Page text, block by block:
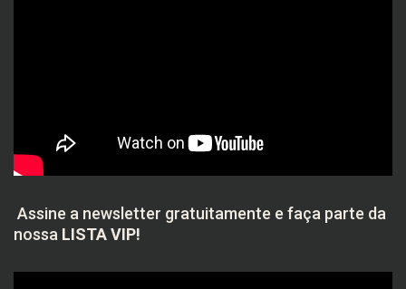
Assine a newsletter gratuitamente e faça parte da
nossa LISTA VIP!